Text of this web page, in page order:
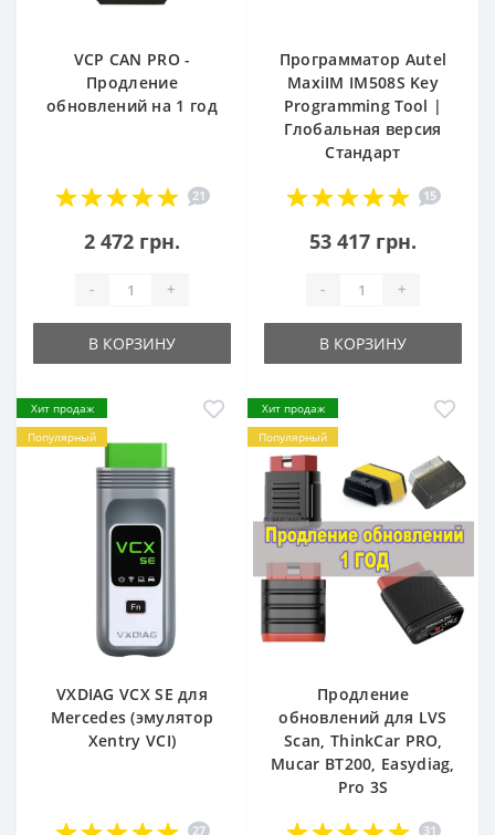
VCP CAN PRO -
Продление
обновлений на 1 год
21
2 472 грн.
- +
В КОРЗИНУ
Программатор Autel
MaxiIM IM508S Key
Programming Tool |
Глобальная версия
Стандарт
15
53 417 грн.
- +
В КОРЗИНУ
Хит продаж
Популярный
VXDIAG VCX SE для
Mercedes (эмулятор
Xentry VCI)
27
Хит продаж
Популярный
Продление
обновлений для LVS
Scan, ThinkCar PRO,
Mucar BT200, Easydiag,
Pro 3S
31